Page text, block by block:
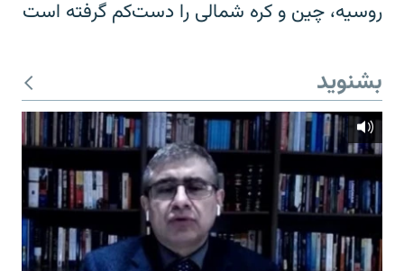
روسیه، چین و کره شمالی را دست‌کم گرفته است
بشنوید